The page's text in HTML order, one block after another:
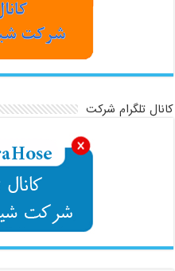
کانال تلگرام شرکت